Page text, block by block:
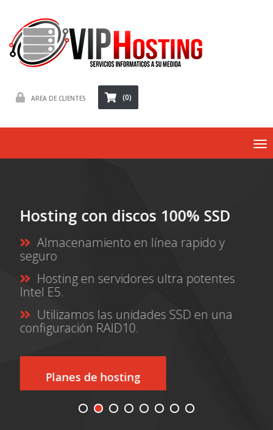
AREA DE CLIENTES (0)
Hosting con discos 100% SSD
Almacenamiento en línea rapido y
seguro
Hosting en servidores ultra potentes
Intel E5.
Utilizamos las unidades SSD en una
configuración RAID10.
Planes de hosting